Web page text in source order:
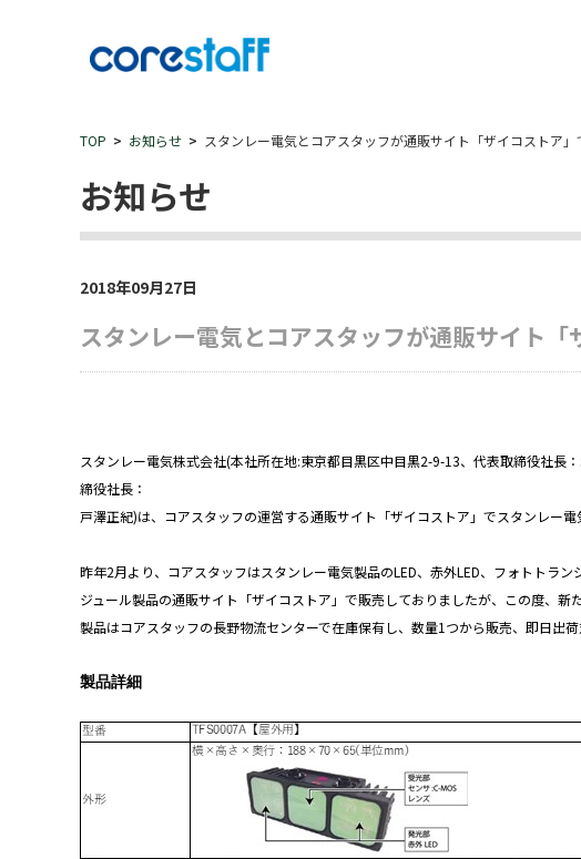
TOP お知らせ スタンレー電気とコアスタッフが通販サイト「ザイコストア
お知らせ
2018年09月27日
スタンレー電気とコアスタッフが通販サイト
スタンレー電気株式会社(本社所在地:東京都目黒区中目黒2-9-13、代表取締役社
締役社長：
戸澤正紀)は、 コアスタッフの運営する通販サイト「ザイコストア」でスタンレー電
昨年2月より、コアスタッフはスタンレー電気製品のLED、赤外LED、フォトトラ
ジュール製品の通販サイト「ザイコストア」で販売しておりましたが、
この度、新
製品はコアスタッフの長野物流センターで在庫保有し、数量1つから販売、即日出荷
製品詳細